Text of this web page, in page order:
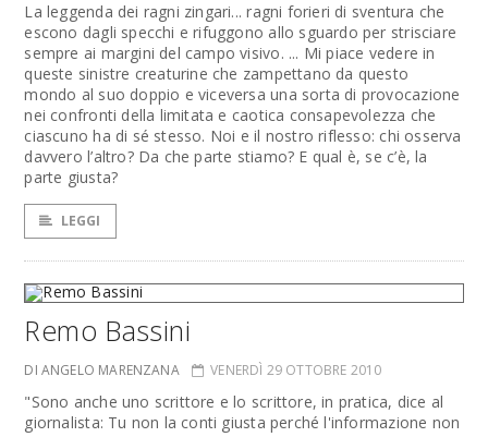
La leggenda dei ragni zingari... ragni forieri di sventura che
escono dagli specchi e rifuggono allo sguardo per strisciare
sempre ai margini del campo visivo. ... Mi piace vedere in
queste sinistre creaturine che zampettano da questo
mondo al suo doppio e viceversa una sorta di provocazione
nei confronti della limitata e caotica consapevolezza che
ciascuno ha di sé stesso. Noi e il nostro riflesso: chi osserva
davvero l’altro? Da che parte stiamo? E qual è, se c’è, la
parte giusta?
LEGGI
Remo Bassini
DI ANGELO MARENZANA VENERDÌ 29 OTTOBRE 2010
"Sono anche uno scrittore e lo scrittore, in pratica, dice al
giornalista: Tu non la conti giusta perché l'informazione non